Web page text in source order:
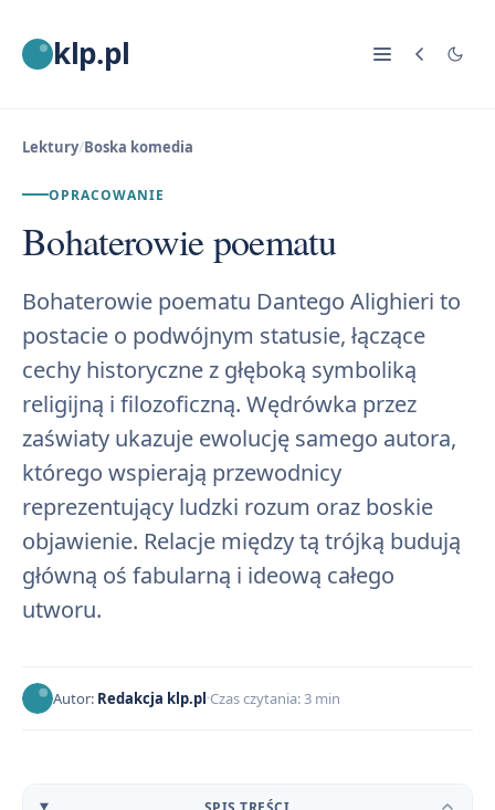
klp.pl
Lektury/Boska komedia
OPRACOWANIE
Bohaterowie poematu
Bohaterowie poematu Dantego Alighieri to
postacie o podwójnym statusie, łączące
cechy historyczne z głęboką symboliką
religijną i filozoficzną. Wędrówka przez
zaświaty ukazuje ewolucję samego autora,
którego wspierają przewodnicy
reprezentujący ludzki rozum oraz boskie
objawienie. Relacje między tą trójką budują
główną oś fabularną i ideową całego
utworu.
Autor: Redakcja klp.pl Czas czytania: 3 min